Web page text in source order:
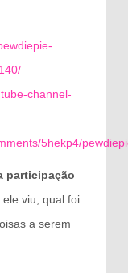
channel-
5hekp4/
participação
ele viu, qual foi
a serem